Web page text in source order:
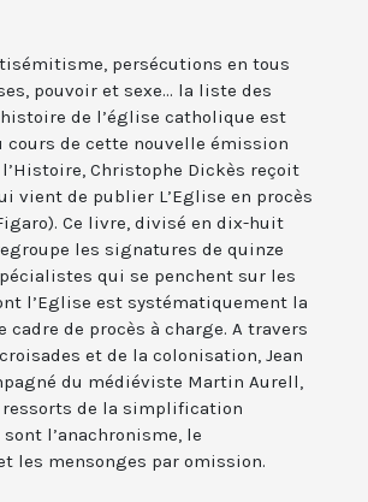
persécutions en tous
pouvoir et sexe... la liste des
de l’église catholique est
cours de cette nouvelle émission
l’Histoire, Christophe Dickès reçoit
vient de publier L’Eglise en procès
Ce livre, divisé en dix-huit
les signatures de quinze
qui se penchent sur les
l’Eglise est systématiquement la
de procès à charge. A travers
et de la colonisation, Jean
du médiéviste Martin Aurell,
de la simplification
l’anachronisme, le
les mensonges par omission.